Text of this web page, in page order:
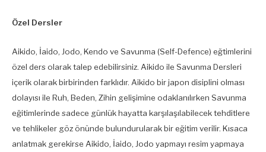
Özel Dersler
Aikido, İaido, Jodo, Kendo ve Savunma (Self-Defence) eğtimlerini
özel ders olarak talep edebilirsiniz. Aikido ile Savunma Dersleri
içerik olarak birbirinden farklıdır. Aikido bir japon disiplini olması
dolayısı ile Ruh, Beden, Zihin gelişimine odaklanılırken Savunma
eğitimlerinde sadece günlük hayatta karşılaşılabilecek tehditlere
ve tehlikeler göz önünde bulundurularak bir eğitim verilir. Kısaca
anlatmak gerekirse Aikido, İaido, Jodo yapmayı resim yapmaya